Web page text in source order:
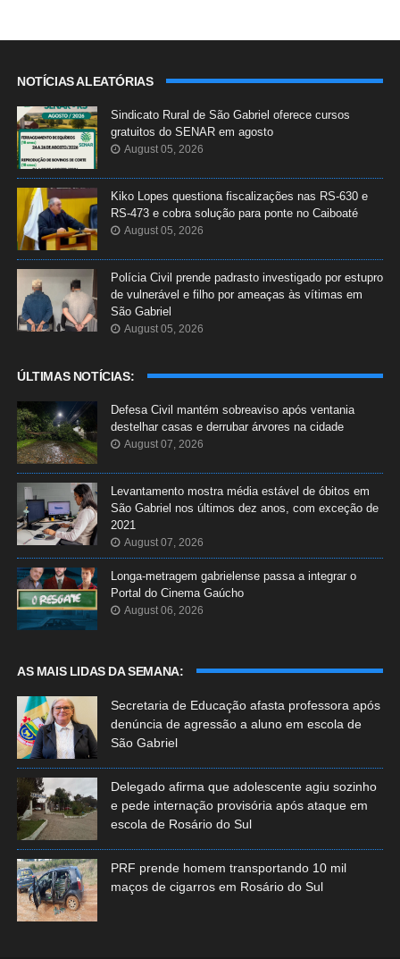
NOTÍCIAS ALEATÓRIAS
Sindicato Rural de São Gabriel oferece cursos
gratuitos do SENAR em agosto
August 05, 2026
Kiko Lopes questiona fiscalizações nas RS-630 e
RS-473 e cobra solução para ponte no Caiboaté
August 05, 2026
Polícia Civil prende padrasto investigado por estupro
de vulnerável e filho por ameaças às vítimas em
São Gabriel
August 05, 2026
ÚLTIMAS NOTÍCIAS:
Defesa Civil mantém sobreaviso após ventania
destelhar casas e derrubar árvores na cidade
August 07, 2026
Levantamento mostra média estável de óbitos em
São Gabriel nos últimos dez anos, com exceção de
2021
August 07, 2026
Longa-metragem gabrielense passa a integrar o
Portal do Cinema Gaúcho
August 06, 2026
AS MAIS LIDAS DA SEMANA:
Secretaria de Educação afasta professora após
denúncia de agressão a aluno em escola de
São Gabriel
Delegado afirma que adolescente agiu sozinho
e pede internação provisória após ataque em
escola de Rosário do Sul
PRF prende homem transportando 10 mil
maços de cigarros em Rosário do Sul